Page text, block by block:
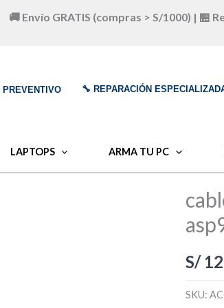
🚚 Envío GRATIS (compras > S/1000) | 🏪
🔧 REPARACIÓN
LAPTOPS ARMA TU PC
S/
SKU: